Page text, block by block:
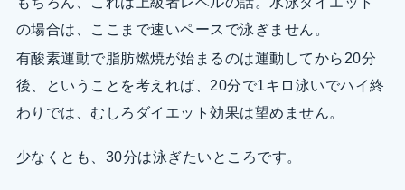
の場合は、ここまで速いペースで泳ぎません。
有酸素運動で脂肪燃焼が始まるのは運動してから20分
後、ということを考えれば、20分で1キロ泳いでハイ終
わりでは、むしろダイエット効果は望めません。
少なくとも、30分は泳ぎたいところです。